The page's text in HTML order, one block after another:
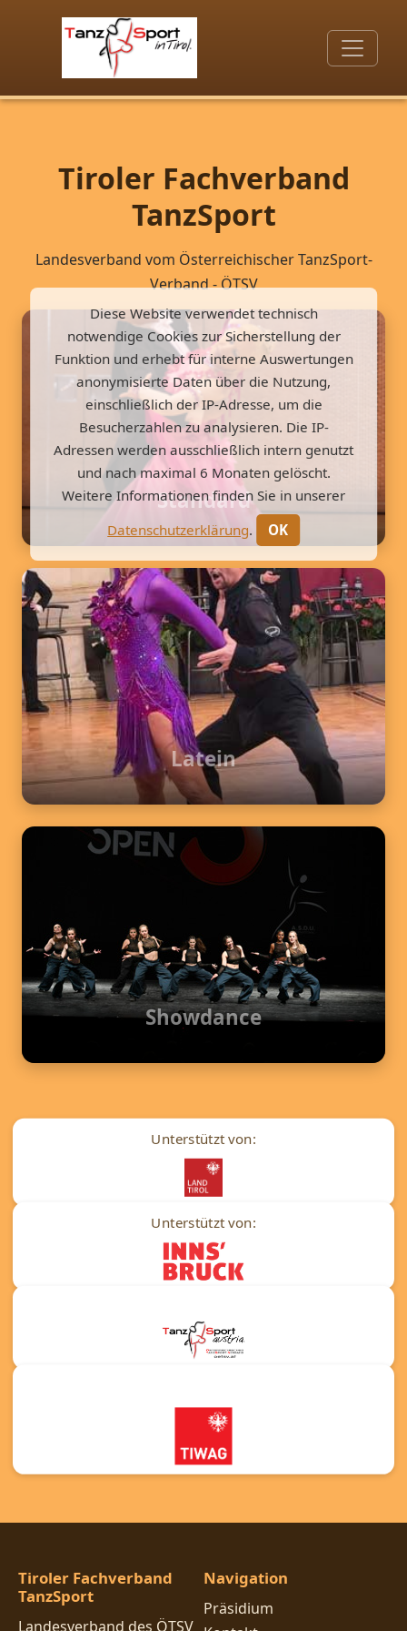
Diese Website verwendet technisch
notwendige Cookies zur Sicherstellung der
Funktion und erhebt für interne Auswertungen
anonymisierte Daten über die Nutzung,
einschließlich der IP-Adresse, um die
Besucherzahlen zu analysieren. Die IP-
Adressen werden ausschließlich intern genutzt
und nach maximal 6 Monaten gelöscht.
Weitere Informationen finden Sie in unserer
Datenschutzerklärung. OK
Tiroler Fachverband
TanzSport
Landesverband vom Österreichischer TanzSport-
Verband - ÖTSV
Standard
Latein
Showdance
Unterstützt von:
Unterstützt von:
Tiroler Fachverband
TanzSport
Landesverband des ÖTSV
Navigation
Präsidium